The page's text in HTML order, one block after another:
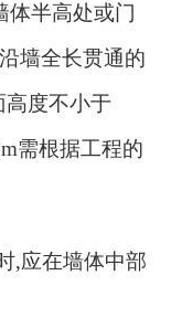
体半高处或门
墙全长贯通的
高度不小于
需根据工程的
,应在墙体中部